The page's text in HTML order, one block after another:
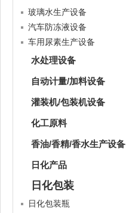
玻璃水生产设备
汽车防冻液设备
车用尿素生产设备
水处理设备
自动计量/加料设备
灌装机/包装机设备
化工原料
香油/香精/香水生产设备
日化产品
日化包装
日化包装瓶